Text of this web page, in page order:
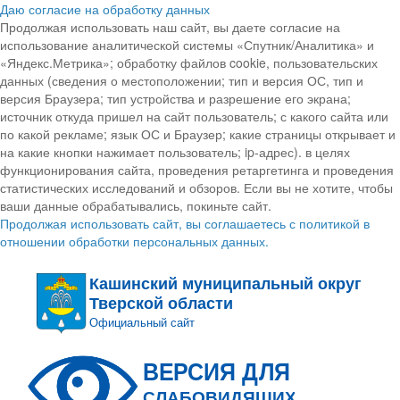
Даю согласие на обработку данных
Продолжая использовать наш сайт, вы даете согласие на
использование аналитической системы «Спутник/Аналитика» и
«Яндекс.Метрика»; обработку файлов cookie, пользовательских
данных (сведения о местоположении; тип и версия ОС, тип и
версия Браузера; тип устройства и разрешение его экрана;
источник откуда пришел на сайт пользователь; с какого сайта или
по какой рекламе; язык ОС и Браузер; какие страницы открывает и
на какие кнопки нажимает пользователь; ip-адрес). в целях
функционирования сайта, проведения ретаргетинга и проведения
статистических исследований и обзоров. Если вы не хотите, чтобы
ваши данные обрабатывались, покиньте сайт.
Продолжая использовать сайт, вы соглашаетесь с политикой в
отношении обработки персональных данных.